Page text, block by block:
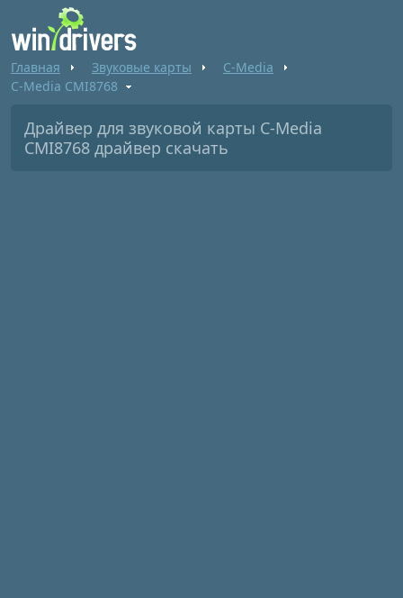
Главная Звуковые карты
C-Media
C-Media CMI8768
Драйвер для звуковой карты C-Media
CMI8768 драйвер скачать